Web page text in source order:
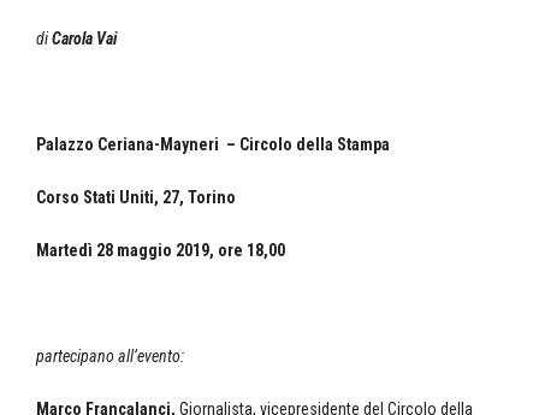
diCarola Vai
Palazzo Ceriana-Mayneri – Circolo della Stampa
Corso Stati Uniti, 27, Torino
Martedì 28 maggio 2019, ore 18,00
partecipano all’evento:
Marco Francalanci, Giornalista, vicepresidente del Circolo della